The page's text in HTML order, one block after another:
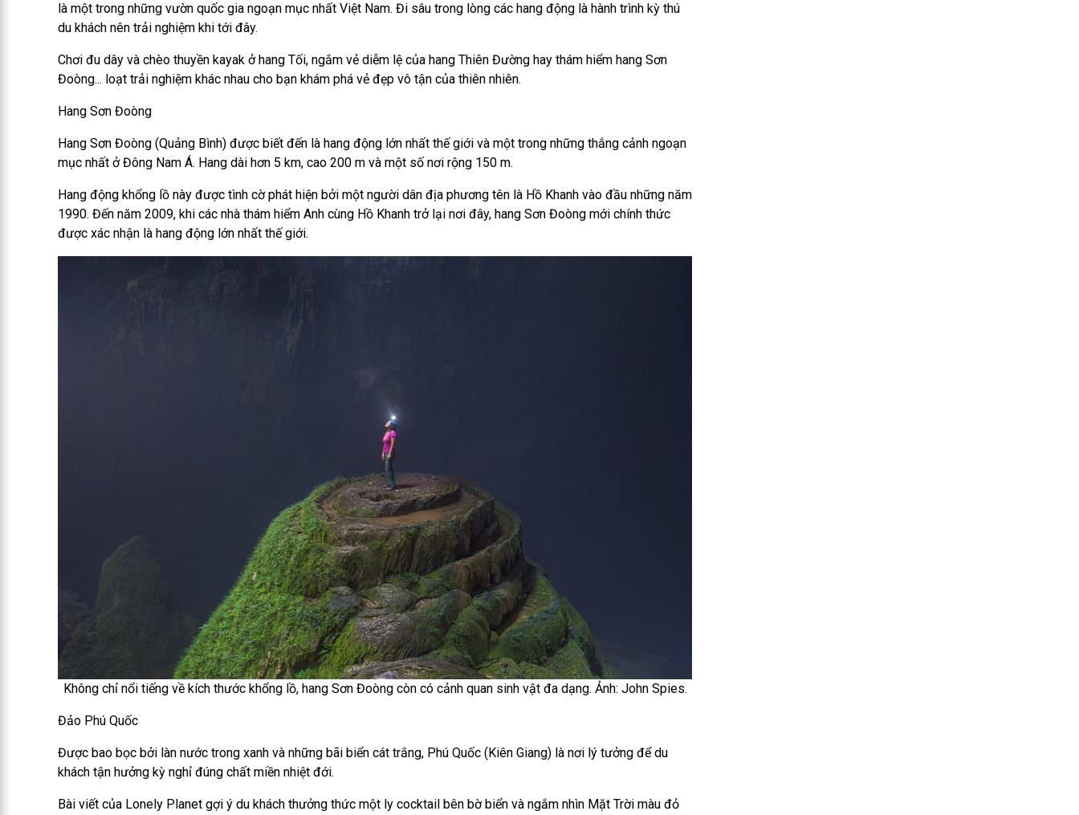
là một trong những vườn quốc gia ngoạn mục nhất Việt Nam. Đi sâu trong lòng các hang động là hành trình kỳ thú
du khách nên trải nghiệm khi tới đây.
Chơi đu dây và chèo thuyền kayak ở hang Tối, ngắm vẻ diễm lệ của hang Thiên Đường hay thám hiểm hang Sơn
Đoòng... loạt trải nghiệm khác nhau cho bạn khám phá vẻ đẹp vô tận của thiên nhiên.
Hang Sơn Đoòng
Hang Sơn Đoòng (Quảng Bình) được biết đến là hang động lớn nhất thế giới và một trong những thắng cảnh ngoạn
mục nhất ở Đông Nam Á. Hang dài hơn 5 km, cao 200 m và một số nơi rộng 150 m.
Hang động khổng lồ này được tình cờ phát hiện bởi một người dân địa phương tên là Hồ Khanh vào đầu những năm
1990. Đến năm 2009, khi các nhà thám hiểm Anh cùng Hồ Khanh trở lại nơi đây, hang Sơn Đoòng mới chính thức
được xác nhận là hang động lớn nhất thế giới.
Không chỉ nổi tiếng về kích thước khổng lồ, hang Sơn Đoòng còn có cảnh quan sinh vật đa dạng. Ảnh: John Spies.
Đảo Phú Quốc
Được bao bọc bởi làn nước trong xanh và những bãi biển cát trắng, Phú Quốc (Kiên Giang) là nơi lý tưởng để du
khách tận hưởng kỳ nghỉ đúng chất miền nhiệt đới.
Bài viết của Lonely Planet gợi ý du khách thưởng thức một ly cocktail bên bờ biển và ngắm nhìn Mặt Trời màu đỏ